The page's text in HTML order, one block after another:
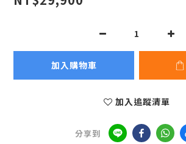
加入購物車
加入追蹤清單
分享到